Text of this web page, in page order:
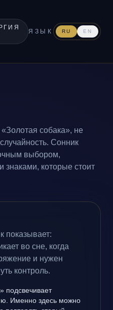
ЯЗЫК RU EN
собака», не
Сонник
выбором,
которые стоит
показывает:
во сне, когда
и нужен
контроль.
подсвечивает
Именно здесь можно